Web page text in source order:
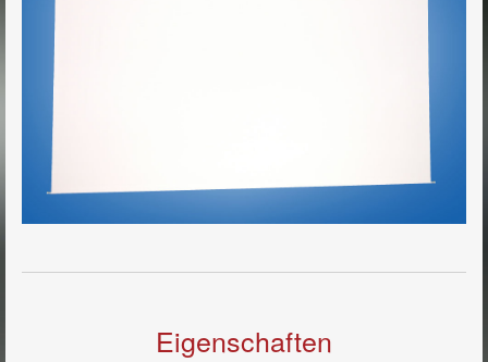
Projektionsoberflächen
Zubehör
Eigenschaften